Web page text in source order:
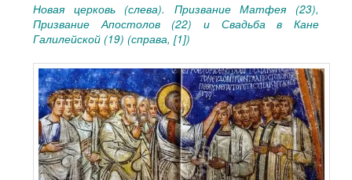
Новая церковь (слева). Призвание Матфея (23),
Призвание Апостолов (22) и Свадьба в Кане
Галилейской (19) (справа, [1])